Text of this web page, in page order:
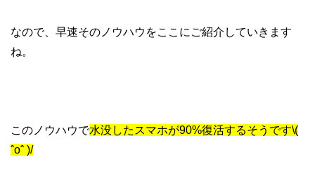
なので、早速そのノウハウをここにご紹介していきます
ね。
このノウハウで水没したスマホが90%復活するそうです\(
ˆoˆ )/